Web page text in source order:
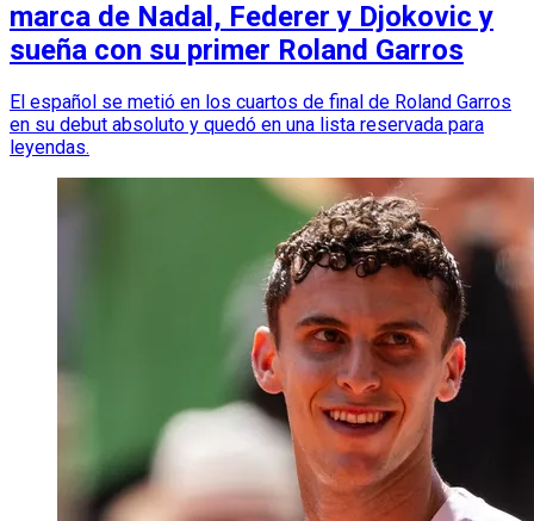
marca de Nadal, Federer y Djokovic y
sueña con su primer Roland Garros
El español se metió en los cuartos de final de Roland Garros
en su debut absoluto y quedó en una lista reservada para
leyendas.